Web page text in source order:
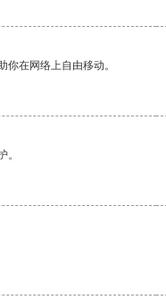
在网络上自由移动。
。